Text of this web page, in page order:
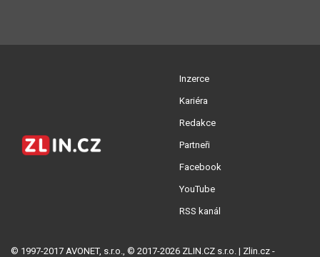
Inzerce
Kariéra
Redakce
Partneři
Facebook
YouTube
RSS kanál
© 1997-2017 AVONET, s.r.o., © 2017-2026 ZLIN.CZ s.r.o. | Zlin.cz -